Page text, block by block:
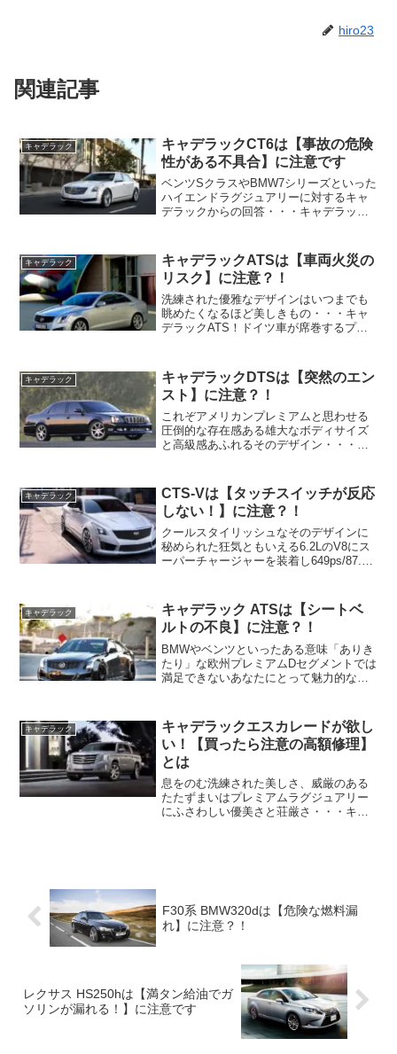
hiro23
関連記事
キャデラック
キャデラックCT6は【事故の危険
性がある不具合】に注意です
ベンツSクラスやBMW7シリーズといった
ハイエンドラグジュアリーに対するキャ
デラックからの回答・・・キャデラック
きな満足を感じられるはず・・・しかし
あなたもキャデラッ...
キャデラック
キャデラックATSは【車両火災の
リスク】に注意？！
洗練された優雅なデザインはいつまでも
眺めたくなるほど美しきもの・・・キャ
デラックATS！ドイツ車が席巻するプレ
ラックATSは魅力的なオルタナティブに
なるはず。しかしあ...
キャデラック
キャデラックDTSは【突然のエン
スト】に注意？！
これぞアメリカンプレミアムと思わせる
圧倒的な存在感ある雄大なボディサイズ
と高級感あふれるそのデザイン・・・キ
したいトラブルがあります。それは運転
中に 急にエンジンが...
キャデラック
CTS-Vは【タッチスイッチが反応
しない！】に注意？！
クールスタイリッシュなそのデザインに
秘められた狂気ともいえる6.2LのV8にス
ーパーチャージャーを装着し649ps/87.2
ン・・・キャデラックCTS-V！しかしあ
なたが新型...
キャデラック
キャデラック ATSは【シートベ
ルトの不良】に注意？！
BMWやベンツといったある意味「ありき
たり」な欧州プレミアムDセグメントでは
満足できないあなたにとって魅力的なオ
ーン・・・キャデラック ATS！しかしあ
なたがキャデラッ...
キャデラック
キャデラックエスカレードが欲し
い！【買ったら注意の高額修理】
とは
息をのむ洗練された美しさ、威厳のある
たたずまいはプレミアムラグジュアリー
にふさわしい優美さと荘厳さ・・・キャ
F30系 BMW320dは【危険な燃料漏
れ】に注意？！
レクサス HS250hは【満タン給油でガ
ソリンが漏れる！】に注意です